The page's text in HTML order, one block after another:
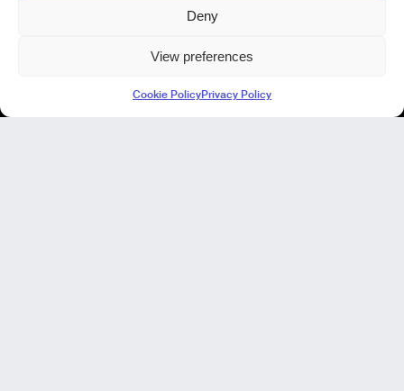
Deny
View preferences
Cookie PolicyPrivacy Policy
Lungarno Galileo Galilei 1